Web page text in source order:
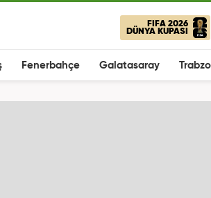
FIFA 2026
DÜNYA KUPASI
Fenerbahçe Galatasaray